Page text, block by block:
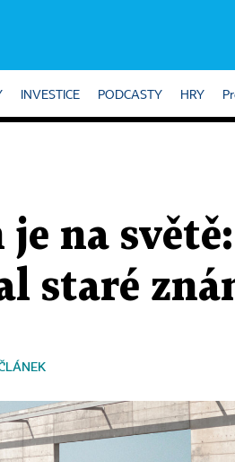
INVESTICE PODCASTY HRY
je na
staré